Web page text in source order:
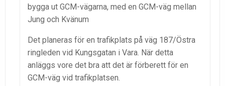
bygga ut GCM-vägarna, med en GCM-väg mellan
Jung och Kvänum
Det planeras för en trafikplats på väg 187/Östra
ringleden vid Kungsgatan i Vara. När detta
anläggs vore det bra att det är förberett för en
GCM-väg vid trafikplatsen.